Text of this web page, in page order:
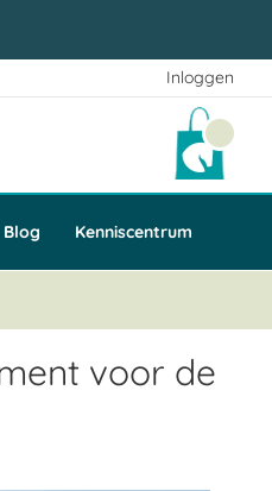
Inloggen
Blog Kenniscentrum
voor de